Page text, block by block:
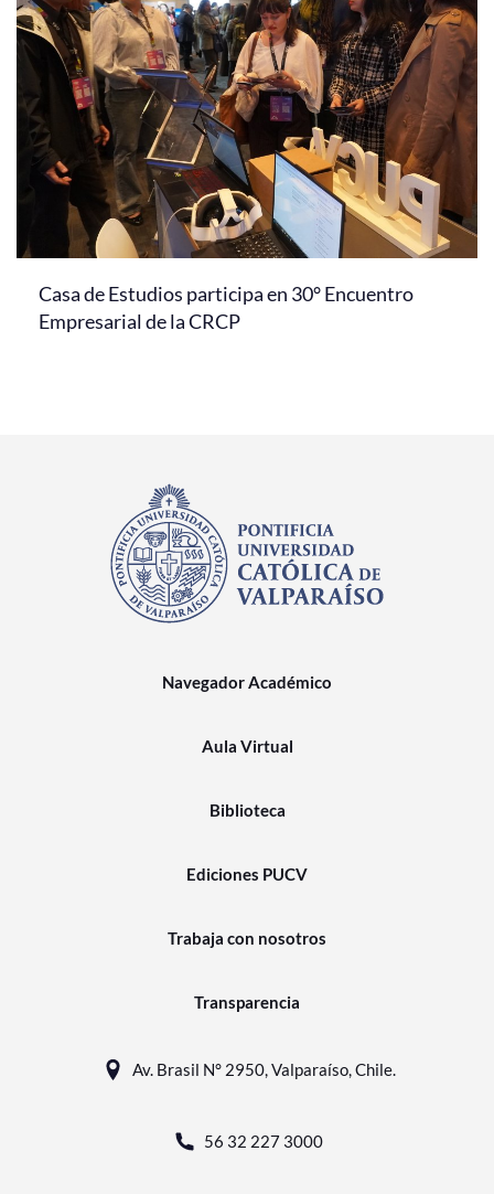
Casa de Estudios participa en 30° Encuentro
Empresarial de la CRCP
Navegador Académico
Aula Virtual
Biblioteca
Ediciones PUCV
Trabaja con nosotros
Transparencia
Av. Brasil N° 2950, Valparaíso, Chile.
56 32 227 3000